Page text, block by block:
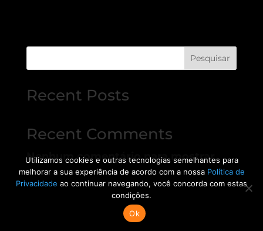
Pesquisar
Recent Posts
Recent Comments
Nenhum comentário para mostrar.
Utilizamos cookies e outras tecnologias semelhantes para
melhorar a sua experiência de acordo com a nossa Política de
Privacidade ao continuar navegando, você concorda com estas
condições.
Ok